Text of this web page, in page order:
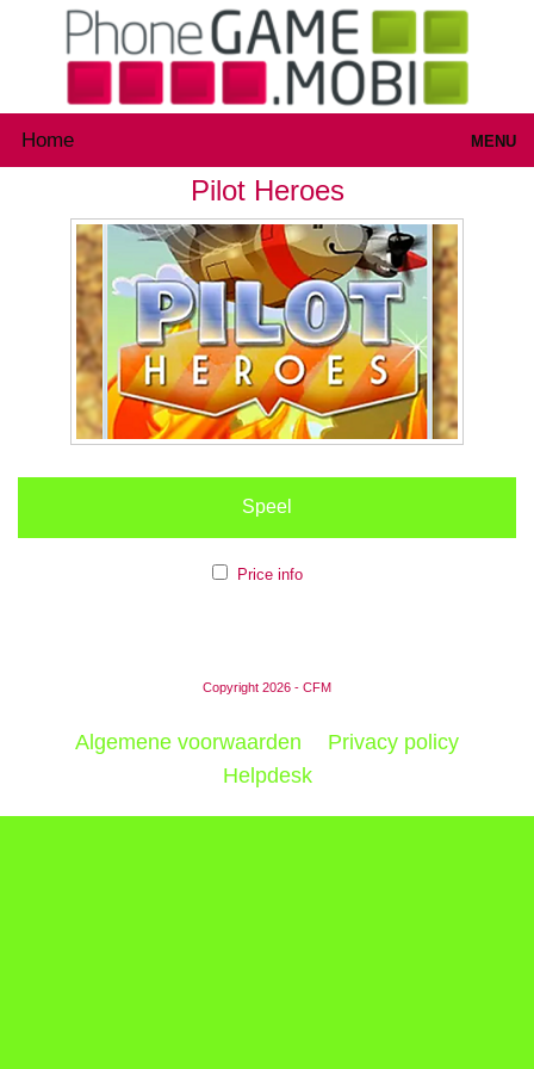
Home MENU
Pilot Heroes
Speel
Price info
Copyright 2026 - CFM
Algemene voorwaarden
Privacy policy
Helpdesk